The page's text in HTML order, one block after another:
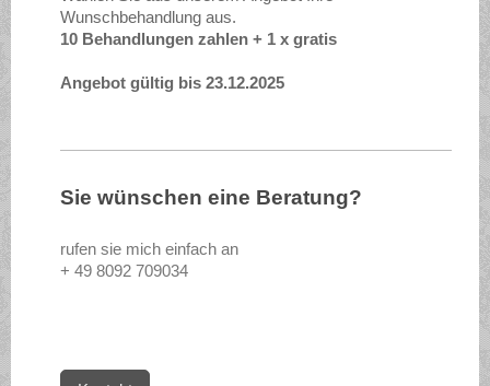
Wunschbehandlung aus.
10 Behandlungen zahlen + 1 x gratis
Angebot gültig bis 23.12.2025
Sie wünschen eine Beratung?
rufen sie mich einfach an
+ 49 8092 709034